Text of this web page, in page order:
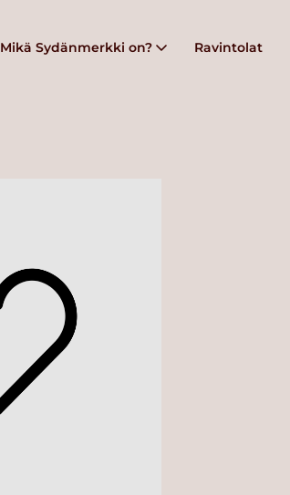
Mikä Sydänmerkki on? Ravintolat